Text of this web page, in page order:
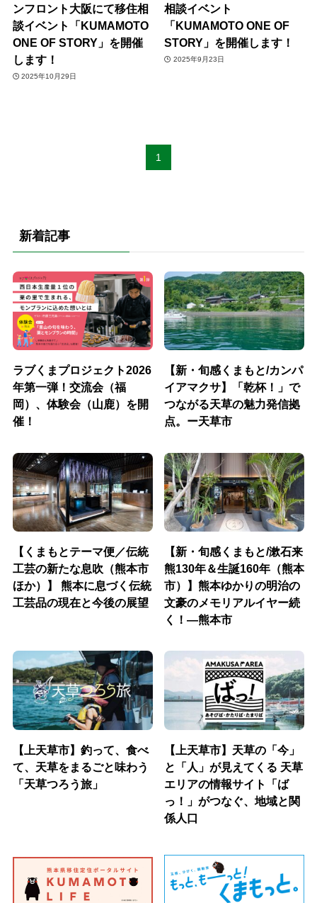
ンフロント大阪にて移住相
談イベント「KUMAMOTO
ONE OF STORY」を開催
します！
2025年10月29日
相談イベント
「KUMAMOTO ONE OF
STORY」を開催します！
2025年9月23日
1
新着記事
ラブくまプロジェクト2026
年第一弾！交流会（福
岡）、体験会（山鹿）を開
催！
【新・旬感くまもと/カンパ
イアマクサ】「乾杯！」で
つながる天草の魅力発信拠
点。ー天草市
【くまもとテーマ便／伝統
工芸の新たな息吹（熊本市
ほか）】 熊本に息づく伝統
工芸品の現在と今後の展望
【新・旬感くまもと/漱石来
熊130年＆生誕160年（熊本
市）】熊本ゆかりの明治の
文豪のメモリアルイヤー続
く！―熊本市
【上天草市】釣って、食べ
て、天草をまるごと味わう
「天草つろう旅」
【上天草市】天草の「今」
と「人」が見えてくる 天草
エリアの情報サイト「ば
っ！」がつなぐ、地域と関
係人口